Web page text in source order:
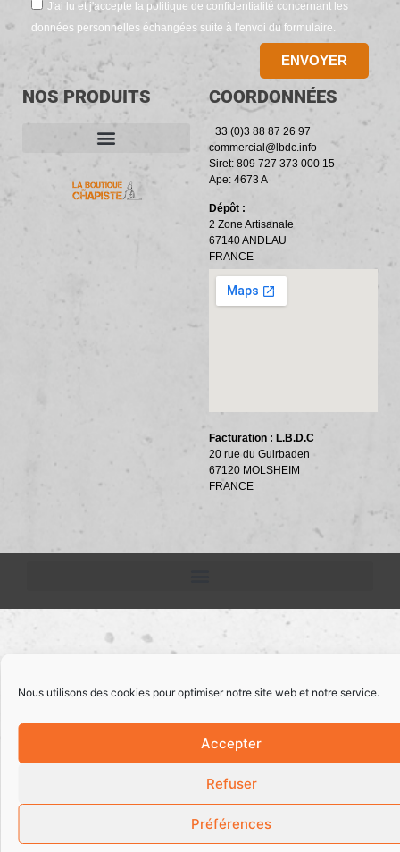
Nous utilisons des cookies pour optimiser notre site web et notre service.
Accepter
Refuser
Préférences
J'ai lu et j'accepte la politique de confidentialité concernant les
données personnelles échangées suite à l'envoi du formulaire.
ENVOYER
NOS PRODUITS COORDONNÉES
+33 (0)3 88 87 26 97
commercial@lbdc.info
Siret: 809 727 373 000 15
Ape: 4673 A
Dépôt :
2 Zone Artisanale
67140 ANDLAU
FRANCE
Facturation : L.B.D.C
20 rue du Guirbaden
67120 MOLSHEIM
FRANCE